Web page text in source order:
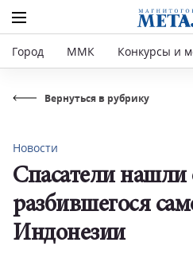
Город ММК Конкурсы и
Вернуться в рубрику
Новости
Спасатели
разбившегося
Индонезии